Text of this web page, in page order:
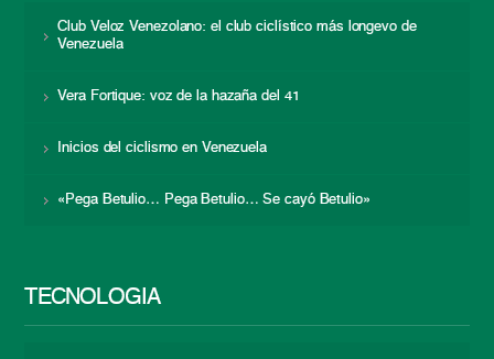
Club Veloz Venezolano: el club ciclístico más longevo de
Venezuela
Vera Fortique: voz de la hazaña del 41
Inicios del ciclismo en Venezuela
«Pega Betulio… Pega Betulio… Se cayó Betulio»
TECNOLOGÍA